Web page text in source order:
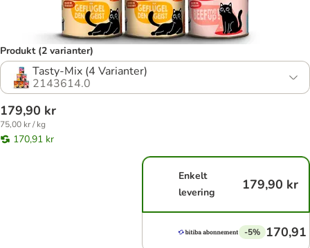
Produkt (2 varianter)
Tasty-Mix (4 Varianter)
2143614.0
179,90 kr
75,00 kr / kg
170,91 kr
Enkelt
levering
179,90 kr
-5% 170,91